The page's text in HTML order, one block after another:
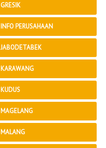
GRESIK
INFO PERUSAHAAN
JABODETABEK
KARAWANG
KUDUS
MAGELANG
MALANG